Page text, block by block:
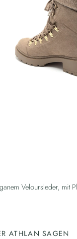
Veloursleder, mit
ATHLAN SAGEN